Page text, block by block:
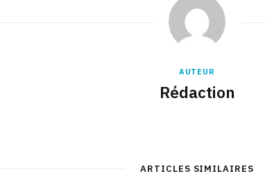
AUTEUR
Rédaction
ARTICLES SIMILAIRES